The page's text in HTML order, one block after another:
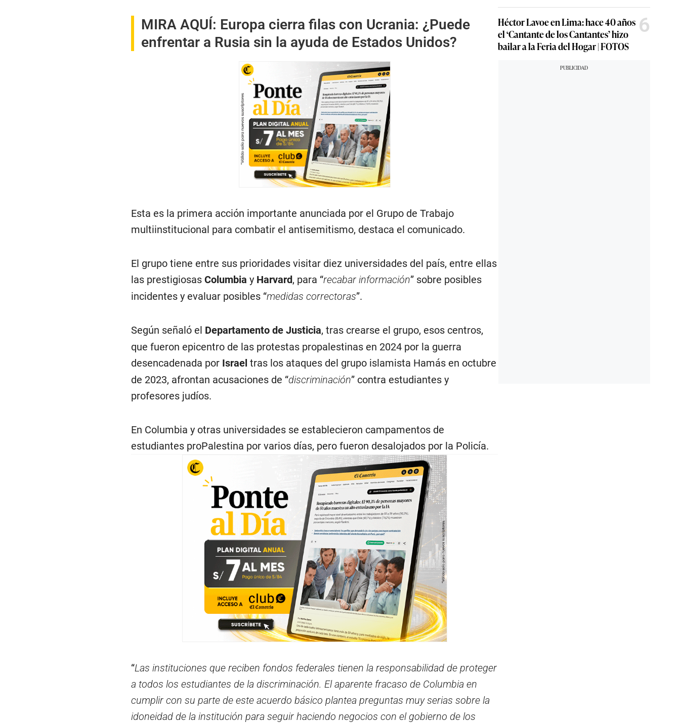
MIRA AQUÍ: Europa cierra filas con Ucrania: ¿Puede
enfrentar a Rusia sin la ayuda de Estados Unidos?
Esta es la primera acción importante anunciada por el Grupo de Trabajo
multiinstitucional para combatir el antisemitismo, destaca el comunicado.
El grupo tiene entre sus prioridades visitar diez universidades del país, entre ellas
las prestigiosas Columbia y Harvard, para “recabar información” sobre posibles
incidentes y evaluar posibles “medidas correctoras”.
Según señaló el Departamento de Justicia, tras crearse el grupo, esos centros,
que fueron epicentro de las protestas propalestinas en 2024 por la guerra
desencadenada por Israel tras los ataques del grupo islamista Hamás en octubre
de 2023, afrontan acusaciones de “discriminación” contra estudiantes y
profesores judíos.
En Columbia y otras universidades se establecieron campamentos de
estudiantes proPalestina por varios días, pero fueron desalojados por la Policía.
“Las instituciones que reciben fondos federales tienen la responsabilidad de proteger
a todos los estudiantes de la discriminación. El aparente fracaso de Columbia en
cumplir con su parte de este acuerdo básico plantea preguntas muy serias sobre la
idoneidad de la institución para seguir haciendo negocios con el gobierno de los
Héctor Lavoe en Lima: hace 40 años
el ‘Cantante de los Cantantes’ hizo
bailar a la Feria del Hogar | FOTOS
6